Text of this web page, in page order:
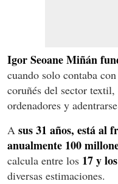
Igor Seoane Miñán
cuando solo contaba
coruñés del sector
ordenadores y
A sus 31 años, está al
anualmente 100
calcula entre los 17 y
diversas estimaciones.